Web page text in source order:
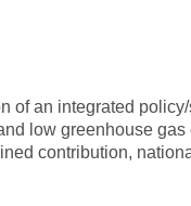
of an integrated
low greenhouse
contribution,